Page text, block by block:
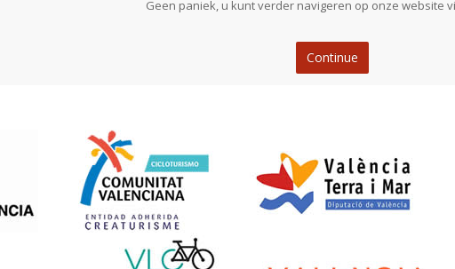
Geen paniek, u kunt verder navigeren op onze website
Continue